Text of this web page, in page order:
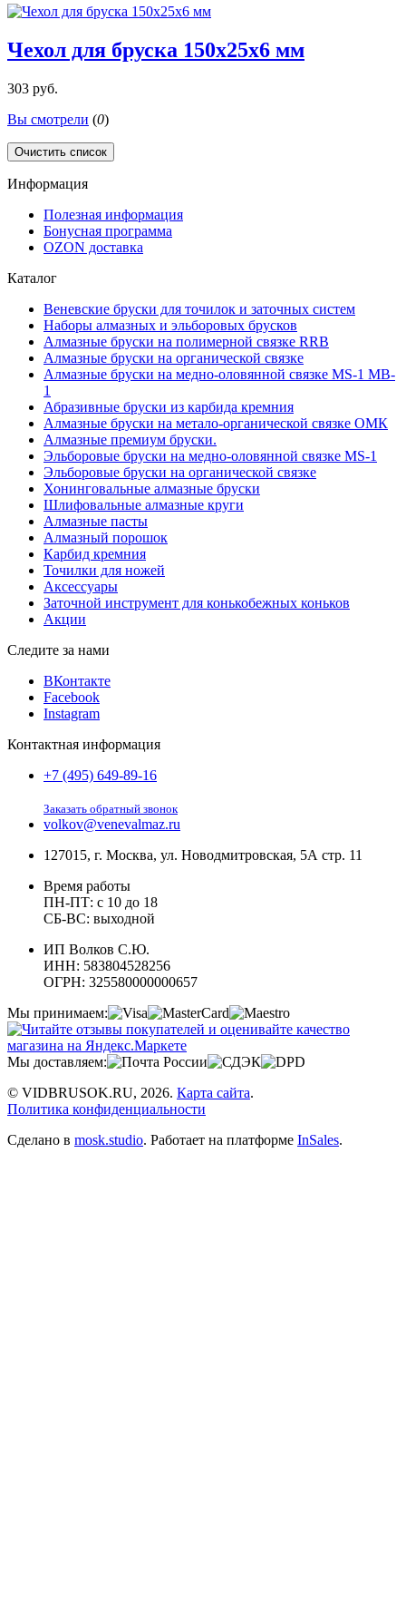
Чехол для бруска 150х25х6 мм
303 руб.
Вы смотрели (0)
Очистить список
Информация
Полезная информация
Бонусная программа
OZON доставка
Каталог
Веневские бруски для точилок и заточных систем
Наборы алмазных и эльборовых брусков
Алмазные бруски на полимерной связке RRB
Алмазные бруски на органической связке
Алмазные бруски на медно-оловянной связке MS-1 MB-
1
Абразивные бруски из карбида кремния
Алмазные бруски на метало-органической связке ОМК
Алмазные премиум бруски.
Эльборовые бруски на медно-оловянной связке MS-1
Эльборовые бруски на органической связке
Хонинговальные алмазные бруски
Шлифовальные алмазные круги
Алмазные пасты
Алмазный порошок
Карбид кремния
Точилки для ножей
Аксессуары
Заточной инструмент для конькобежных коньков
Акции
Следите за нами
ВКонтакте
Facebook
Instagram
Контактная информация
+7 (495) 649-89-16
Заказать обратный звонок
volkov@venevalmaz.ru
127015, г. Москва, ул. Новодмитровская, 5А стр. 11
Время работы
ПН-ПТ: с 10 до 18
СБ-ВС: выходной
ИП Волков С.Ю.
ИНН: 583804528256
ОГРН: 325580000000657
Мы принимаем:
Мы доставляем:
© VIDBRUSOK.RU, 2026. Карта сайта.
Политика конфиденциальности
Сделано в mosk.studio. Работает на платформе InSales.